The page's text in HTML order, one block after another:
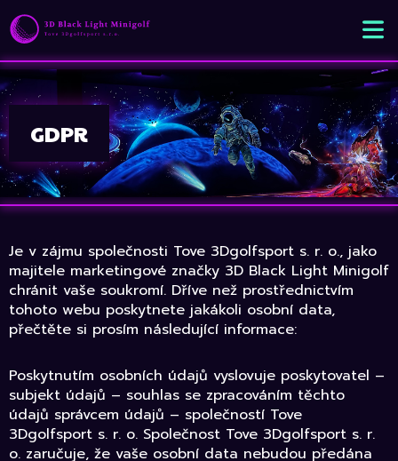
GDPR
Je v zájmu společnosti Tove 3Dgolfsport s. r. o., jako
majitele marketingové značky 3D Black Light Minigolf
chránit vaše soukromí. Dříve než prostřednictvím
tohoto webu poskytnete jakákoli osobní data,
přečtěte si prosím následující informace:
Poskytnutím osobních údajů vyslovuje poskytovatel –
subjekt údajů – souhlas se zpracováním těchto
údajů správcem údajů – společností Tove
3Dgolfsport s. r. o. Společnost Tove 3Dgolfsport s. r.
o. zaručuje, že vaše osobní data nebudou předána